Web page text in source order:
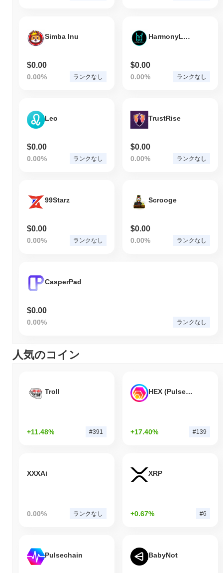
Simba Inu
$0.00
0.00% ランクなし
HarmonyLauncher
$0.00
0.00% ランクなし
Leo
$0.00
0.00% ランクなし
TrustRise
$0.00
0.00% ランクなし
99Starz
$0.00
0.00% ランクなし
Scrooge
$0.00
0.00% ランクなし
CasperPad
$0.00
0.00% ランクなし
人気のコイン
Troll
+11.48% #391
HEX (Pulsechain)
+17.40% #139
XXXAi
0.00% ランクなし
XRP
+0.67% #6
Pulsechain BabyNot